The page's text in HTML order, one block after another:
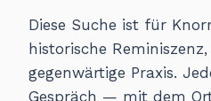
Diese Suche ist für
historische
gegenwärtige Praxis.
Gespräch — mit dem